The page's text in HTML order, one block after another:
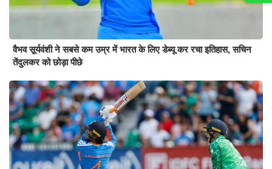
वैभव सूर्यवंशी ने सबसे कम उम्र में भारत के लिए डेब्यू कर रचा इतिहास, सचिन
तेंदुलकर को छोड़ा पीछे